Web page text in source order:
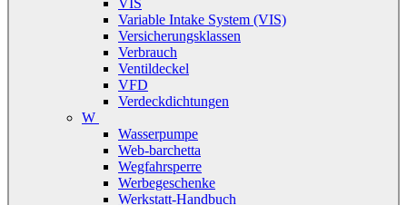
VIS
Variable Intake System (VIS)
Versicherungsklassen
Verbrauch
Ventildeckel
VFD
Verdeckdichtungen
W
Wasserpumpe
Web-barchetta
Wegfahrsperre
Werbegeschenke
Werkstatt-Handbuch